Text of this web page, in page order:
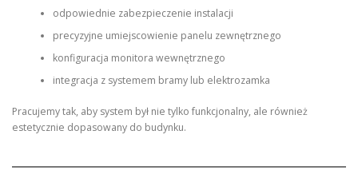
odpowiednie zabezpieczenie instalacji
precyzyjne umiejscowienie panelu zewnętrznego
konfiguracja monitora wewnętrznego
integracja z systemem bramy lub elektrozamka
Pracujemy tak, aby system był nie tylko funkcjonalny, ale również
estetycznie dopasowany do budynku.